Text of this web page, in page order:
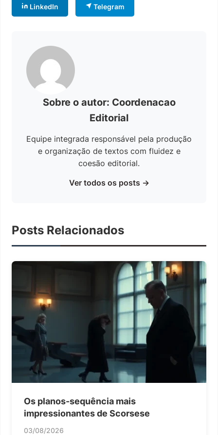
LinkedIn Telegram
Sobre o autor: Coordenacao
Editorial
Equipe integrada responsável pela produção
e organização de textos com fluidez e
coesão editorial.
Ver todos os posts →
Posts Relacionados
Os planos-sequência mais
impressionantes de Scorsese
03/08/2026